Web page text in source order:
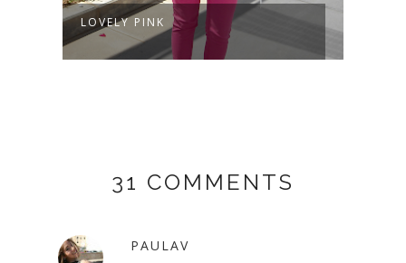
LOVELY PINK
31 COMMENTS
PAULAV